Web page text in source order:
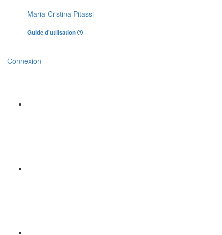
Maria-Cristina Pitassi
Guide d'utilisation
Connexion